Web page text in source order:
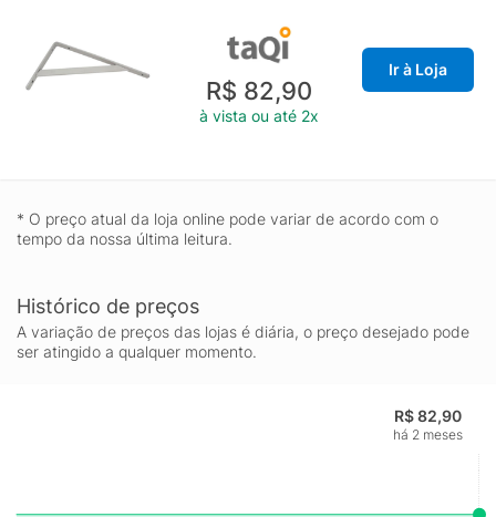
R$ 82,90
à vista ou até 2x
Ir à Loja
* O preço atual da loja online pode variar de acordo com o
tempo da nossa última leitura.
Histórico de preços
A variação de preços das lojas é diária, o preço desejado pode
ser atingido a qualquer momento.
R$ 82,90
há 2 meses